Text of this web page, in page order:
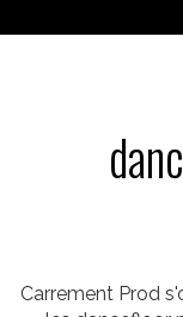
Carrement Prod